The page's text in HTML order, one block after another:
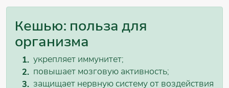
Кешью: польза для
организма
укрепляет иммунитет;
повышает мозговую активность;
защищает нервную систему от воздействия